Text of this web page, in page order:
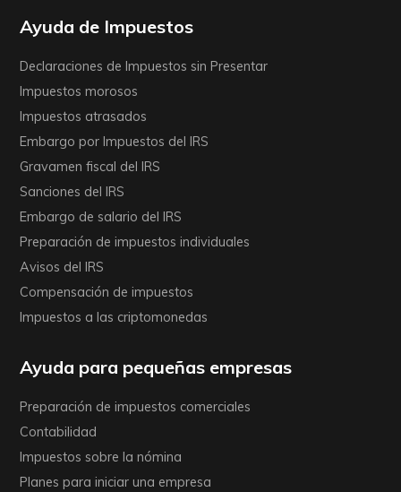
Ayuda de Impuestos
Declaraciones de Impuestos sin Presentar
Impuestos morosos
Impuestos atrasados
Embargo por Impuestos del IRS
Gravamen fiscal del IRS
Sanciones del IRS
Embargo de salario del IRS
Preparación de impuestos individuales
Avisos del IRS
Compensación de impuestos
Impuestos a las criptomonedas
Ayuda para pequeñas empresas
Preparación de impuestos comerciales
Contabilidad
Impuestos sobre la nómina
Planes para iniciar una empresa